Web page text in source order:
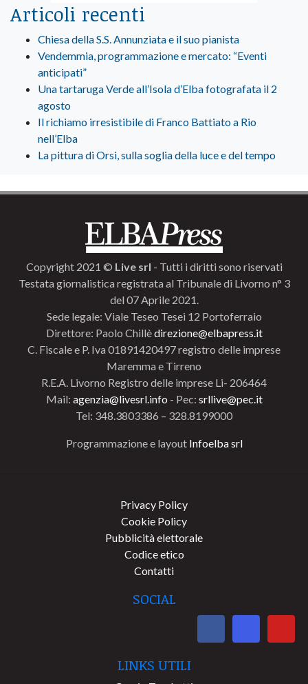
Articoli recenti
Chiesa della S.S. Annunziata e il suo pianista
Vendemmia, programmazione e mercato: “Eventi
anticipati”
Una tartaruga Verde all’Isola d’Elba fotografata il 2
agosto
Il richiamo irresistibile di Franco Battiato a Rio
nell’Elba
La pittura di Orsi, sulla soglia della luce e del tempo
Copyright 2021 © Live srl - Tutti i diritti sono riservati
Testata giornalistica registrata al Tribunale di Livorno n° 3
del 07 Aprile 2021.
Sede legale: Viale Teseo Tesei 12 Portoferraio
Direttore: Paolo Chillèdirezione@elbapress.it
C. Fiscale e P. Iva 01891420497 registro delle imprese
Maremma e Tirreno
R.E.A. Livorno Registro delle imprese Li- 206464
Mail: agenzia@livesrl.info - Pec: srllive@pec.it
Tel: 348.3803386 – 328.8199000
Programmazione e layout Infoelba srl
Privacy Policy
Cookie Policy
Pubblicità elettorale
Codice etico
Contatti
SOCIAL
LINKS UTILI